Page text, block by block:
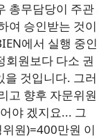
총무담당이 주관
여 승인받는 것이
에서 실행 중인
회원보다 다소 권
을 것입니다. 그러
고 향후 자문위원
야 겠지요... 그
원)=400만원 이